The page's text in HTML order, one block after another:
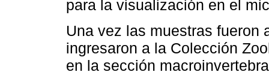
para la visualización en el
Una vez las muestras fueron
ingresaron a la Colección
en la sección